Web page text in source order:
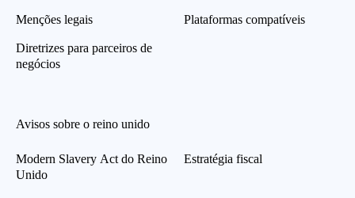
Menções legais
Diretrizes para parceiros de
negócios
Plataformas compatíveis
Avisos sobre o reino unido
Modern Slavery Act do Reino
Unido
Estratégia fiscal